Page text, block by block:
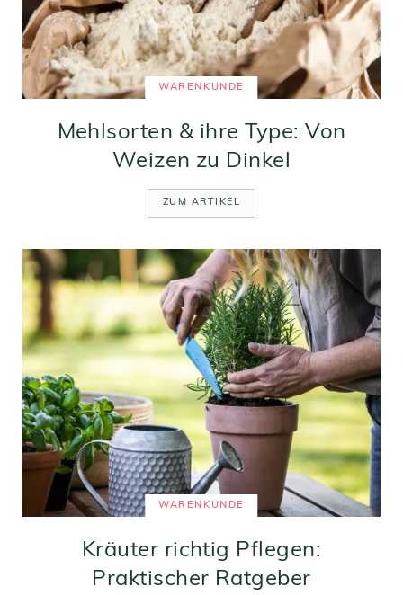
WARENKUNDE
Mehlsorten & ihre Type: Von
Weizen zu Dinkel
ZUM ARTIKEL
WARENKUNDE
Kräuter richtig Pflegen:
Praktischer Ratgeber